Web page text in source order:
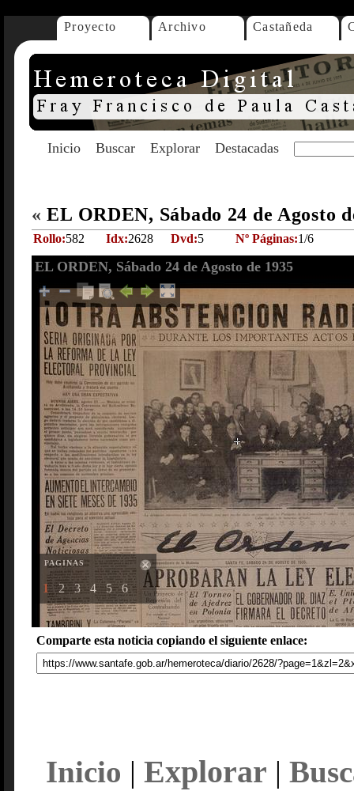
Proyecto Archivo Castañeda
Inicio Buscar Explorar Destacadas
« EL ORDEN, Sábado 24 de Agosto
Rollo:582 Idx:2628 Dvd:5 Nº Páginas:1/6
EL ORDEN, Sábado 24 de Agosto de 1935
PAGINAS
1 2 3 4 5 6
Comparte esta noticia copiando el siguiente enlace:
Inicio | Explorar |